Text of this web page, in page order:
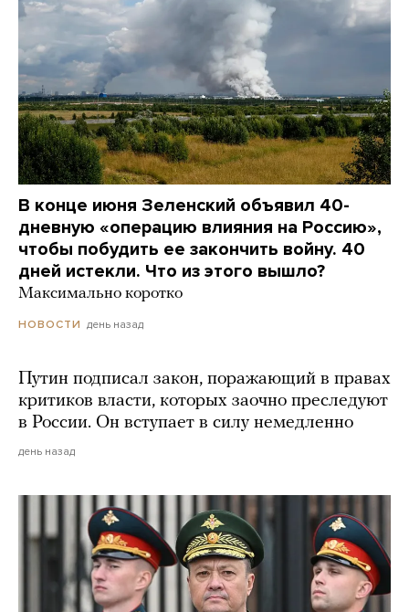
В конце июня Зеленский объявил 40-
дневную «операцию влияния на Россию»,
чтобы побудить ее закончить войну. 40
дней истекли. Что из этого вышло?
Максимально коротко
НОВОСТИ день назад
Путин подписал закон, поражающий в правах
критиков власти, которых заочно преследуют
в России. Он вступает в силу немедленно
день назад